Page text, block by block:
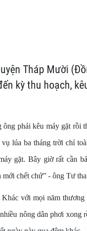
Tháp Mười
kỳ thu hoạch,
phải kêu máy gặt rồi
lúa ba tháng trời chỉ
gặt. Bây giờ rất cần
mới chết chứ” - ông Tư
với mọi năm
nông dân phơi xong